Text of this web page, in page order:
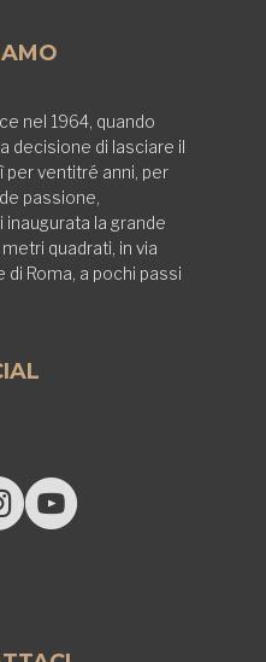
nel 1964, quando
decisione di lasciare il
per ventitré anni, per
passione,
inaugurata la grande
quadrati, in via
di Roma, a pochi passi